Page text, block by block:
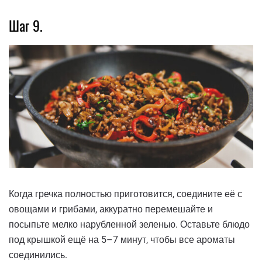
Шаг 9.
Когда гречка полностью приготовится, соедините её с
овощами и грибами, аккуратно перемешайте и
посыпьте мелко нарубленной зеленью. Оставьте блюдо
под крышкой ещё на 5–7 минут, чтобы все ароматы
соединились.